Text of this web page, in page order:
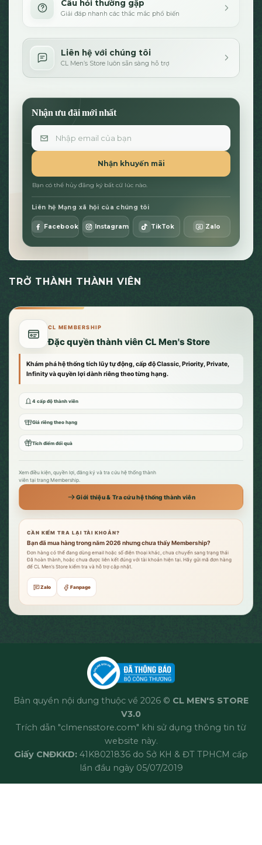
Câu hỏi thường gặp
Giải đáp nhanh các thắc mắc phổ biến
Liên hệ với chúng tôi
CL Men’s Store luôn sẵn sàng hỗ trợ
Nhận ưu đãi mới nhất
Email
Nhận khuyến mãi
Bạn có thể hủy đăng ký bất cứ lúc nào.
Liên hệ Mạng xã hội của chúng tôi
Facebook Instagram TikTok Zalo
TRỞ THÀNH THÀNH VIÊN
CL MEMBERSHIP
Đặc quyền thành viên CL Men's Store
Khám phá hệ thống tích lũy tự động, cấp độ Classic, Priority, Private,
Infinity và quyền lợi dành riêng theo từng hạng.
4 cấp độ thành viên
Giá riêng theo hạng
Tích điểm đổi quà
Xem điều kiện, quyền lợi, đăng ký và tra cứu hệ thống thành
viên tại trang Membership.
Giới thiệu & Tra cứu hệ thống thành viên
CẦN KIỂM TRA LẠI TÀI KHOẢN?
Bạn đã mua hàng trong năm 2026 nhưng chưa thấy Membership?
Đơn hàng có thể đang dùng email hoặc số điện thoại khác, chưa chuyển sang trạng thái
Đã hoàn thành, hoặc chưa được liên kết đúng với tài khoản hiện tại. Hãy gửi mã đơn hàng
để CL Men’s Store kiểm tra và hỗ trợ cập nhật.
Zalo Fanpage
Bản quyền nội dung thuộc về 2026 © CL MEN'S STORE
V3.0
Trích dẫn "clmensstore.com" khi sử dụng thông tin từ
website này.
Giấy CNĐKKD: 41K8021836 do Sở KH & ĐT TPHCM cấp
lần đầu ngày 05/07/2019